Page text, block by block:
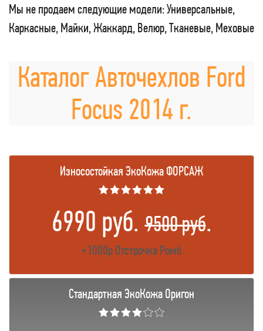
Мы не продаем следующие модели: Универсальные,
Каркасные, Майки, Жаккард, Велюр, Тканевые, Меховые
Каталог Авточехлов Ford
Focus 2014 г.
Износостойкая ЭкоКожа ФОРСАЖ
★★★★★★
6990 руб.9500 руб.
+1000р Отстрочка Ромб
Стандартная ЭкоКожа Оригон
★★★★☆☆